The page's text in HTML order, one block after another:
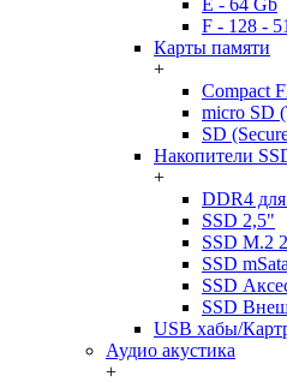
F - 128 -
Карты памяти
+
Compact
micro SD
SD
Накопители
+
DDR4
SSD 2,5"
SSD M.2
SSD mSata
SSD
SSD
USB хабы/
Аудио акустика
+